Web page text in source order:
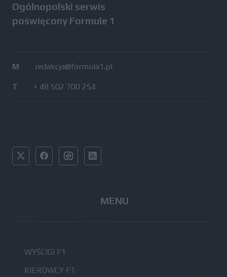
Ogólnopolski serwis
poświęcony Formule 1
M / redakcja@formula1.pl
T / + 48 502 700 254
MENU
WYŚCIGI F1
KIEROWCY F1